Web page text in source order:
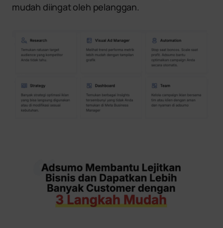
mudah diingat oleh pelanggan.